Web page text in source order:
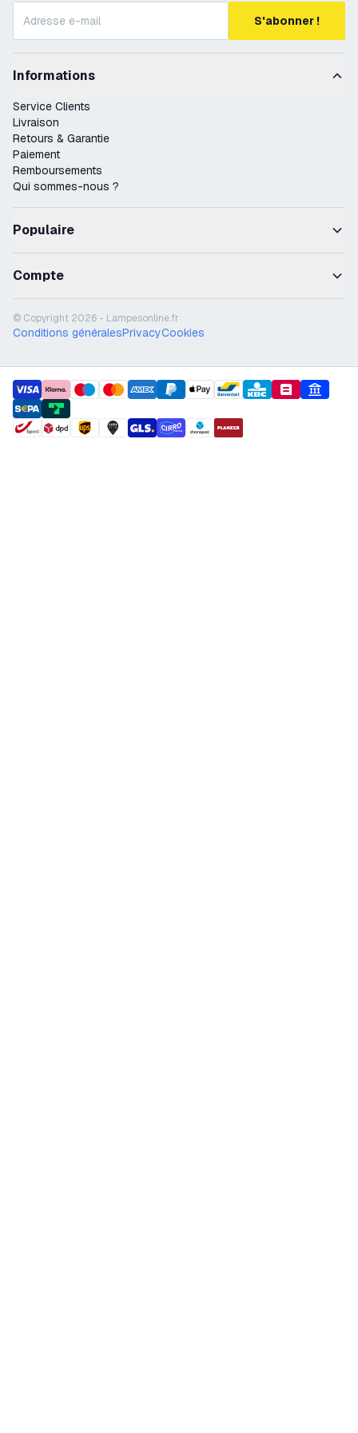
S'abonner !
Informations
Service Clients
Livraison
Retours & Garantie
Paiement
Remboursements
Qui sommes-nous ?
Populaire
Compte
© Copyright 2026 - Lampesonline.fr
Conditions généralesPrivacyCookies
payment methods
shipment methods